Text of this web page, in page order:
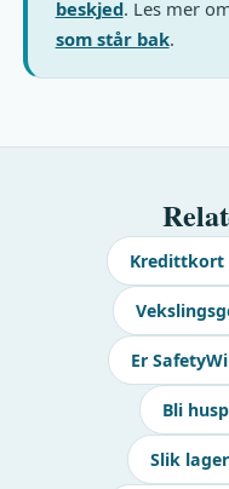
beskjed. Les mer
som står bak.
Kredittkort
Er
Bli
Slik